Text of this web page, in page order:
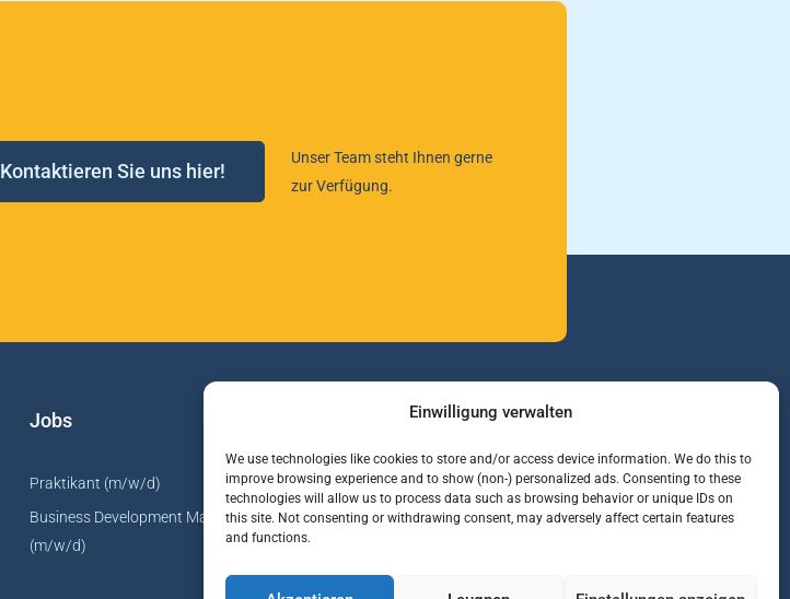
Einwilligung verwalten
We use technologies like cookies to store and/or access device information. We do this to
improve browsing experience and to show (non-) personalized ads. Consenting to these
technologies will allow us to process data such as browsing behavior or unique IDs on
this site. Not consenting or withdrawing consent, may adversely affect certain features
and functions.
Kontaktieren Sie uns hier!
Unser Team steht Ihnen gerne
zur Verfügung.
Jobs
Praktikant (m/w/d)
Business Development Manager
(m/w/d)
Informationen
Warenterminbörsen
Wetterinfos